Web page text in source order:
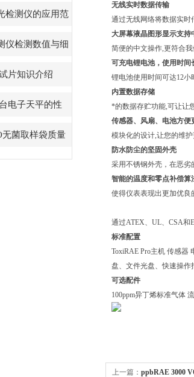
检测仪的应用范
仪检测数值与细
片知识介绍
电子天平的性
无菌取样袋质量
无线实时数据传输
通过无线网络将数据实时
大屏幕液晶图形显示支持
简便的中文操作,更符合
可充电锂电池，使用时间
锂电池使用时间可达12小
内置数据存储
*的数据存贮功能,可让让
传感器、风扇、电池方便
模块化的设计,让您的维
防水防尘的坚固外壳
采用不锈钢外壳，在恶
智能的温度和零点补偿算
使得仪表表现出更加优良
通过ATEX、UL、CSA和
标准配置
ToxiRAE Pro主机 传感器
盘、文件光盘、快速操
可选配件
100ppm异丁烯标准气体
上一篇： ppbRAE 3000